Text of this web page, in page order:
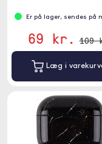
Er på lager, sendes på
69 kr. 109
Læg i